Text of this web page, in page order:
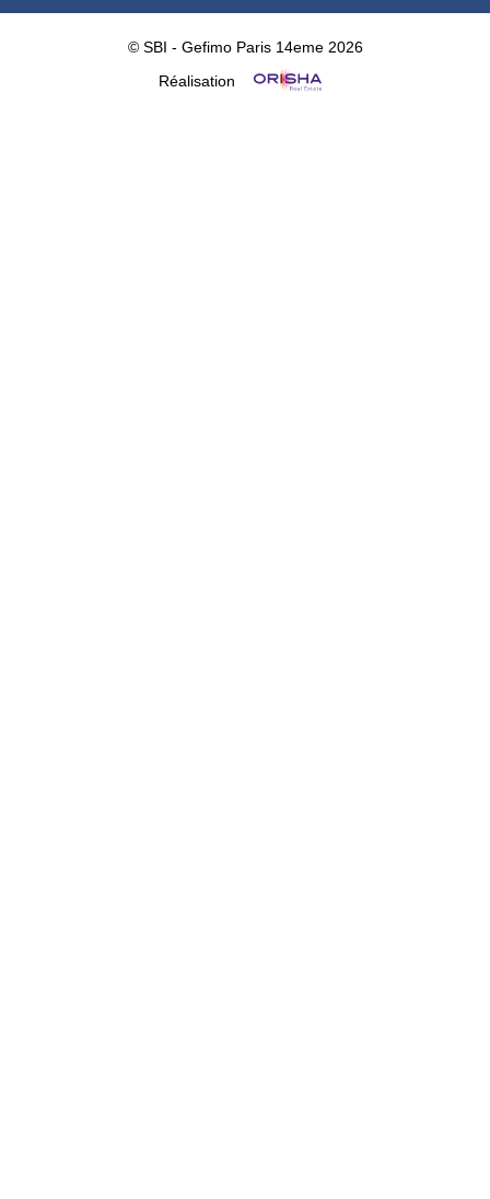
© SBI - Gefimo Paris 14eme 2026
Réalisation